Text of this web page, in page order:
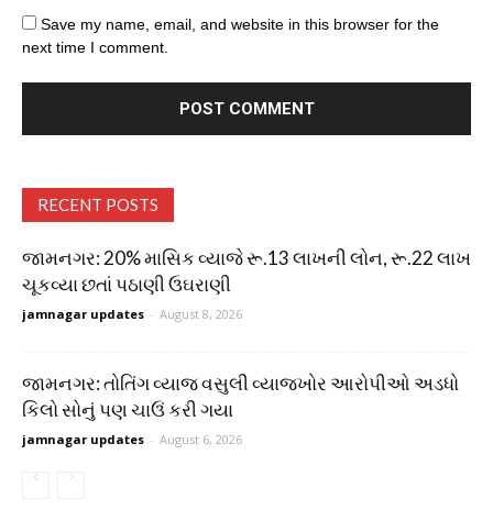
Save my name, email, and website in this browser for the
next time I comment.
RECENT POSTS
જામનગર: 20% માસિક વ્યાજે રૂ.13 લાખની લોન, રૂ.22 લાખ
ચૂકવ્યા છતાં પઠાણી ઉઘરાણી
jamnagar updates - August 8, 2026
જામનગર: તોતિંગ વ્યાજ વસુલી વ્યાજખોર આરોપીઓ અડધો
કિલો સોનું પણ ચાઉં કરી ગયા
jamnagar updates - August 6, 2026